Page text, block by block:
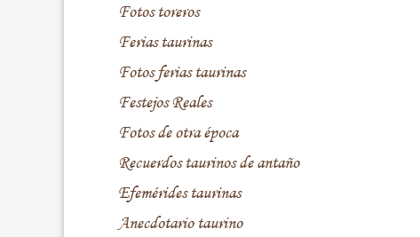
Fotos toreros
Ferias taurinas
Fotos ferias taurinas
Festejos Reales
Fotos de otra época
Recuerdos taurinos de antaño
Efemérides taurinas
Anecdotario taurino